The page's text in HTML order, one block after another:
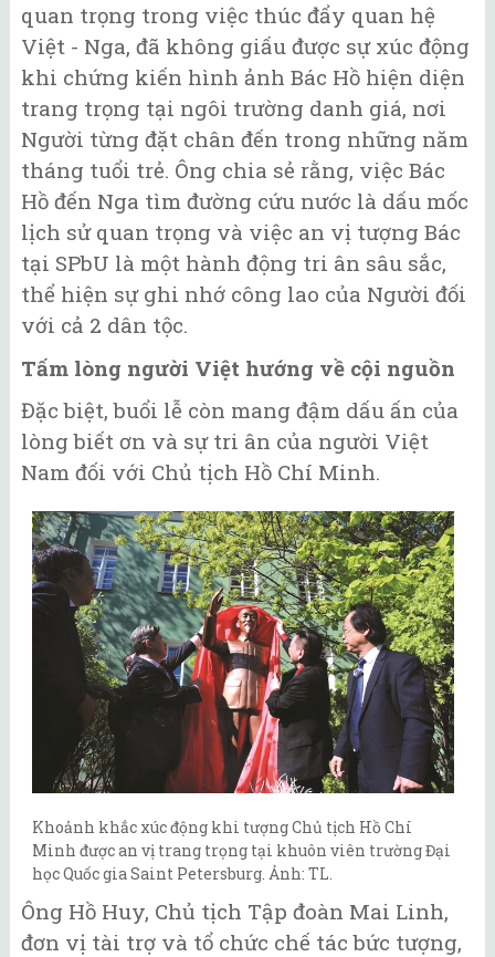
quan trọng trong việc thúc đẩy quan hệ
Việt - Nga, đã không giấu được sự xúc động
khi chứng kiến hình ảnh Bác Hồ hiện diện
trang trọng tại ngôi trường danh giá, nơi
Người từng đặt chân đến trong những năm
tháng tuổi trẻ. Ông chia sẻ rằng, việc Bác
Hồ đến Nga tìm đường cứu nước là dấu mốc
lịch sử quan trọng và việc an vị tượng Bác
tại SPbU là một hành động tri ân sâu sắc,
thể hiện sự ghi nhớ công lao của Người đối
với cả 2 dân tộc.
Tấm lòng người Việt hướng về cội nguồn
Đặc biệt, buổi lễ còn mang đậm dấu ấn của
lòng biết ơn và sự tri ân của người Việt
Nam đối với Chủ tịch Hồ Chí Minh.
Khoảnh khắc xúc động khi tượng Chủ tịch Hồ Chí
Minh được an vị trang trọng tại khuôn viên trường Đại
học Quốc gia Saint Petersburg. Ảnh: TL.
Ông Hồ Huy, Chủ tịch Tập đoàn Mai Linh,
đơn vị tài trợ và tổ chức chế tác bức tượng,